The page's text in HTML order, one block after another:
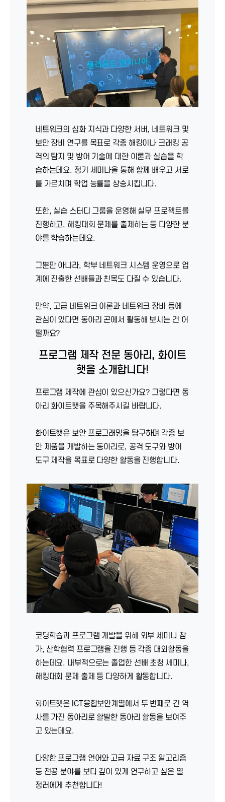
ICT융합보안계열
네트워크의 심화 지식과 다양한 서버, 네트워크 및
보안 장비 연구를 목표로 각종 해킹이나 크래킹 공
격의 탐지 및 방어 기술에 대한 이론과 실습을 학
습하는데요. 정기 세미나을 통해 함께 배우고 서로
를 가르치며 학업 능률을 상승시킵니다.
또한, 실습 스터디 그룹을 운영해 실무 프로젝트를
진행하고, 해킹대회 문제를 출제하는 등 다양한 분
야를 학습하는데요.
그뿐만 아니라, 학부 네트워크 시스템 운영으로 업
계에 진출한 선배들과 친목도 다질 수 있습니다.
만약, 고급 네트워크 이론과 네트워크 장비 등에
관심이 있다면 동아리 곤에서 활동해 보시는 건 어
떨까요?
프로그램 제작 전문 동아리, 화이트
햇을 소개합니다!
프로그램 제작에 관심이 있으신가요? 그렇다면 동
아리 화이트햇을 주목해주시길 바랍니다.
화이트햇은 보안 프로그래밍을 탐구하며 각종 보
안 제품을 개발하는 동아리로, 공격 도구와 방어
도구 제작을 목표로 다양한 활동을 진행합니다.
코딩학습과 프로그램 개발을 위해 외부 세미나 참
가, 산학협력 프로그램을 진행 등 각종 대외활동을
하는데요. 내부적으로는 졸업한 선배 초청 세미나,
해킹대회 문제 출제 등 다양하게 활동합니다.
화이트햇은 ICT융합보안계열에서 두 번째로 긴 역
사를 가진 동아리로 활발한 동아리 활동을 보여주
고 있는데요.
다양한 프로그램 언어와 고급 자료 구조 알고리즘
등 전공 분야를 보다 깊이 있게 연구하고 싶은 열
정러에게 추천합니다!